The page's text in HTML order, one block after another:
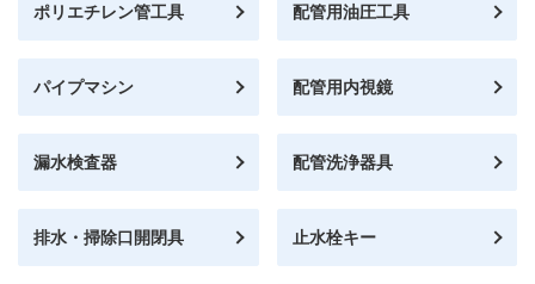
ポリエチレン管工具 配管用油圧工具
パイプマシン 配管用内視鏡
漏水検査器 配管洗浄器具
排水・掃除口開閉具 止水栓キー